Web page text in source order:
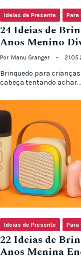
Ideias de Presente Para
24 Ideias de
Anos Menino
Por Manu Granger
Brinquedo para
cabeça tentando achar…
Ideias de Presente Para
22 Ideias de
Anos Menina